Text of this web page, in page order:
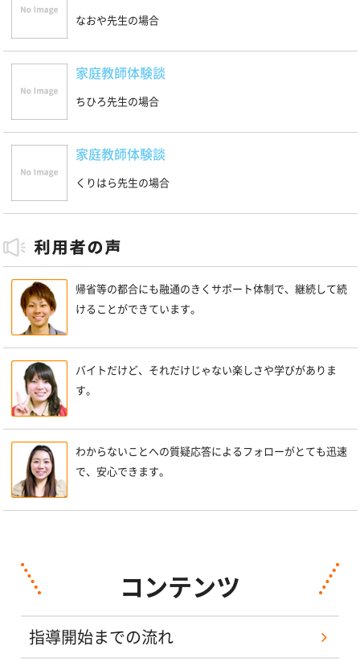
なおや先生の場合
家庭教師体験談
ちひろ先生の場合
家庭教師体験談
くりはら先生の場合
帰省等の都合にも融通のきくサポート体制で、継続して続
けることができています。
バイトだけど、それだけじゃない楽しさや学びがありま
す。
わからないことへの質疑応答によるフォローがとても迅速
で、安心できます。
コンテンツ
指導開始までの流れ